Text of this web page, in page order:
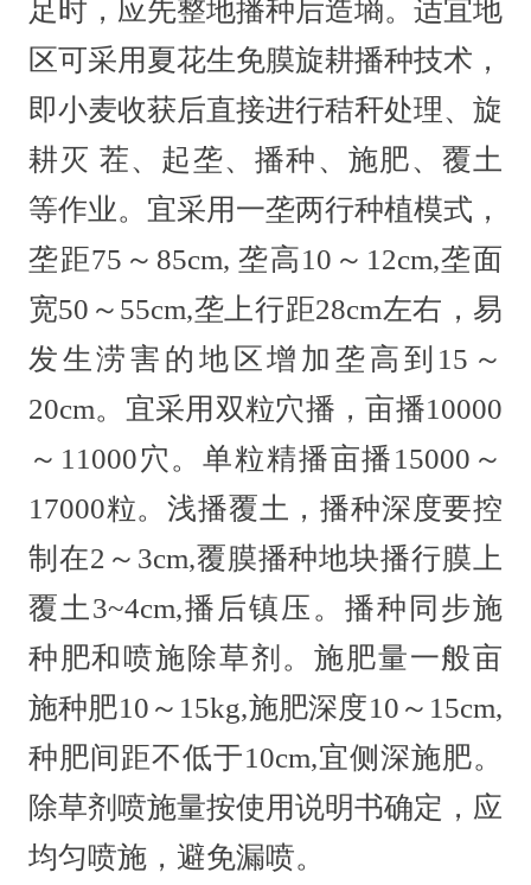
足时，应先整地播种后造墒。适宜地
区可采用夏花生免膜旋耕播种技术，
即小麦收获后直接进行秸秆处理、旋
耕灭 茬、起垄、播种、施肥、覆土
等作业。宜采用一垄两行种植模式，
垄距75～85cm, 垄高10～12cm,垄面
宽50～55cm,垄上行距28cm左右，易
发生涝害的地区增加垄高到15～
20cm。宜采用双粒穴播，亩播10000
～11000穴。单粒精播亩播15000～
17000粒。浅播覆土，播种深度要控
制在2～3cm,覆膜播种地块播行膜上
覆土3~4cm,播后镇压。播种同步施
种肥和喷施除草剂。施肥量一般亩
施种肥10～15kg,施肥深度10～15cm,
种肥间距不低于10cm,宜侧深施肥。
除草剂喷施量按使用说明书确定，应
均匀喷施，避免漏喷。